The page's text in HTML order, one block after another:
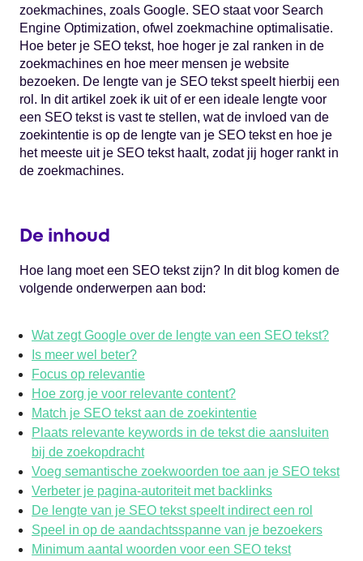
zoekmachines, zoals Google. SEO staat voor Search
Engine Optimization, ofwel zoekmachine optimalisatie.
Hoe beter je SEO tekst, hoe hoger je zal ranken in de
zoekmachines en hoe meer mensen je website
bezoeken. De lengte van je SEO tekst speelt hierbij een
rol. In dit artikel zoek ik uit of er een ideale lengte voor
een SEO tekst is vast te stellen, wat de invloed van de
zoekintentie is op de lengte van je SEO tekst en hoe je
het meeste uit je SEO tekst haalt, zodat jij hoger rankt in
de zoekmachines.
De inhoud
Hoe lang moet een SEO tekst zijn? In dit blog komen de
volgende onderwerpen aan bod:
Wat zegt Google over de lengte van een SEO tekst?
Is meer wel beter?
Focus op relevantie
Hoe zorg je voor relevante content?
Match je SEO tekst aan de zoekintentie
Plaats relevante keywords in de tekst die aansluiten
bij de zoekopdracht
Voeg semantische zoekwoorden toe aan je SEO tekst
Verbeter je pagina-autoriteit met backlinks
De lengte van je SEO tekst speelt indirect een rol
Speel in op de aandachtsspanne van je bezoekers
Minimum aantal woorden voor een SEO tekst